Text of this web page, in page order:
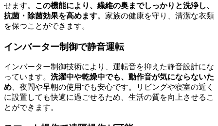
せます。 この機能により、繊維の奥までしっかりと洗浄し、
抗菌・除菌効果を高めます。家族の健康を守り、清潔な衣類
を保つことができます。
インバーター制御で静音運転
インバーター制御技術により、運転音を抑えた静音設計にな
っています。 洗濯中や乾燥中でも、動作音が気にならないた
め 、夜間や早朝の使用でも安心です。リビングや寝室の近く
に設置しても快適に過ごせるため、生活の質を向上させるこ
とができます。